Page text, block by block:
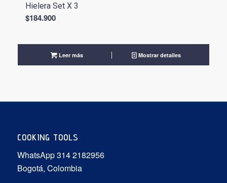
Hielera Set X 3
$184.900
Leer más Mostrar detalles
COOKING TOOLS
WhatsApp 314 2182956
Bogotá, Colombia